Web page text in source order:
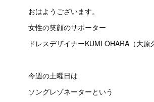
おはようございます。
女性の笑顔のサポーター
ドレスデザイナーKUMI OHARA（大原
今週の土曜日は
ソングレゾネーターという